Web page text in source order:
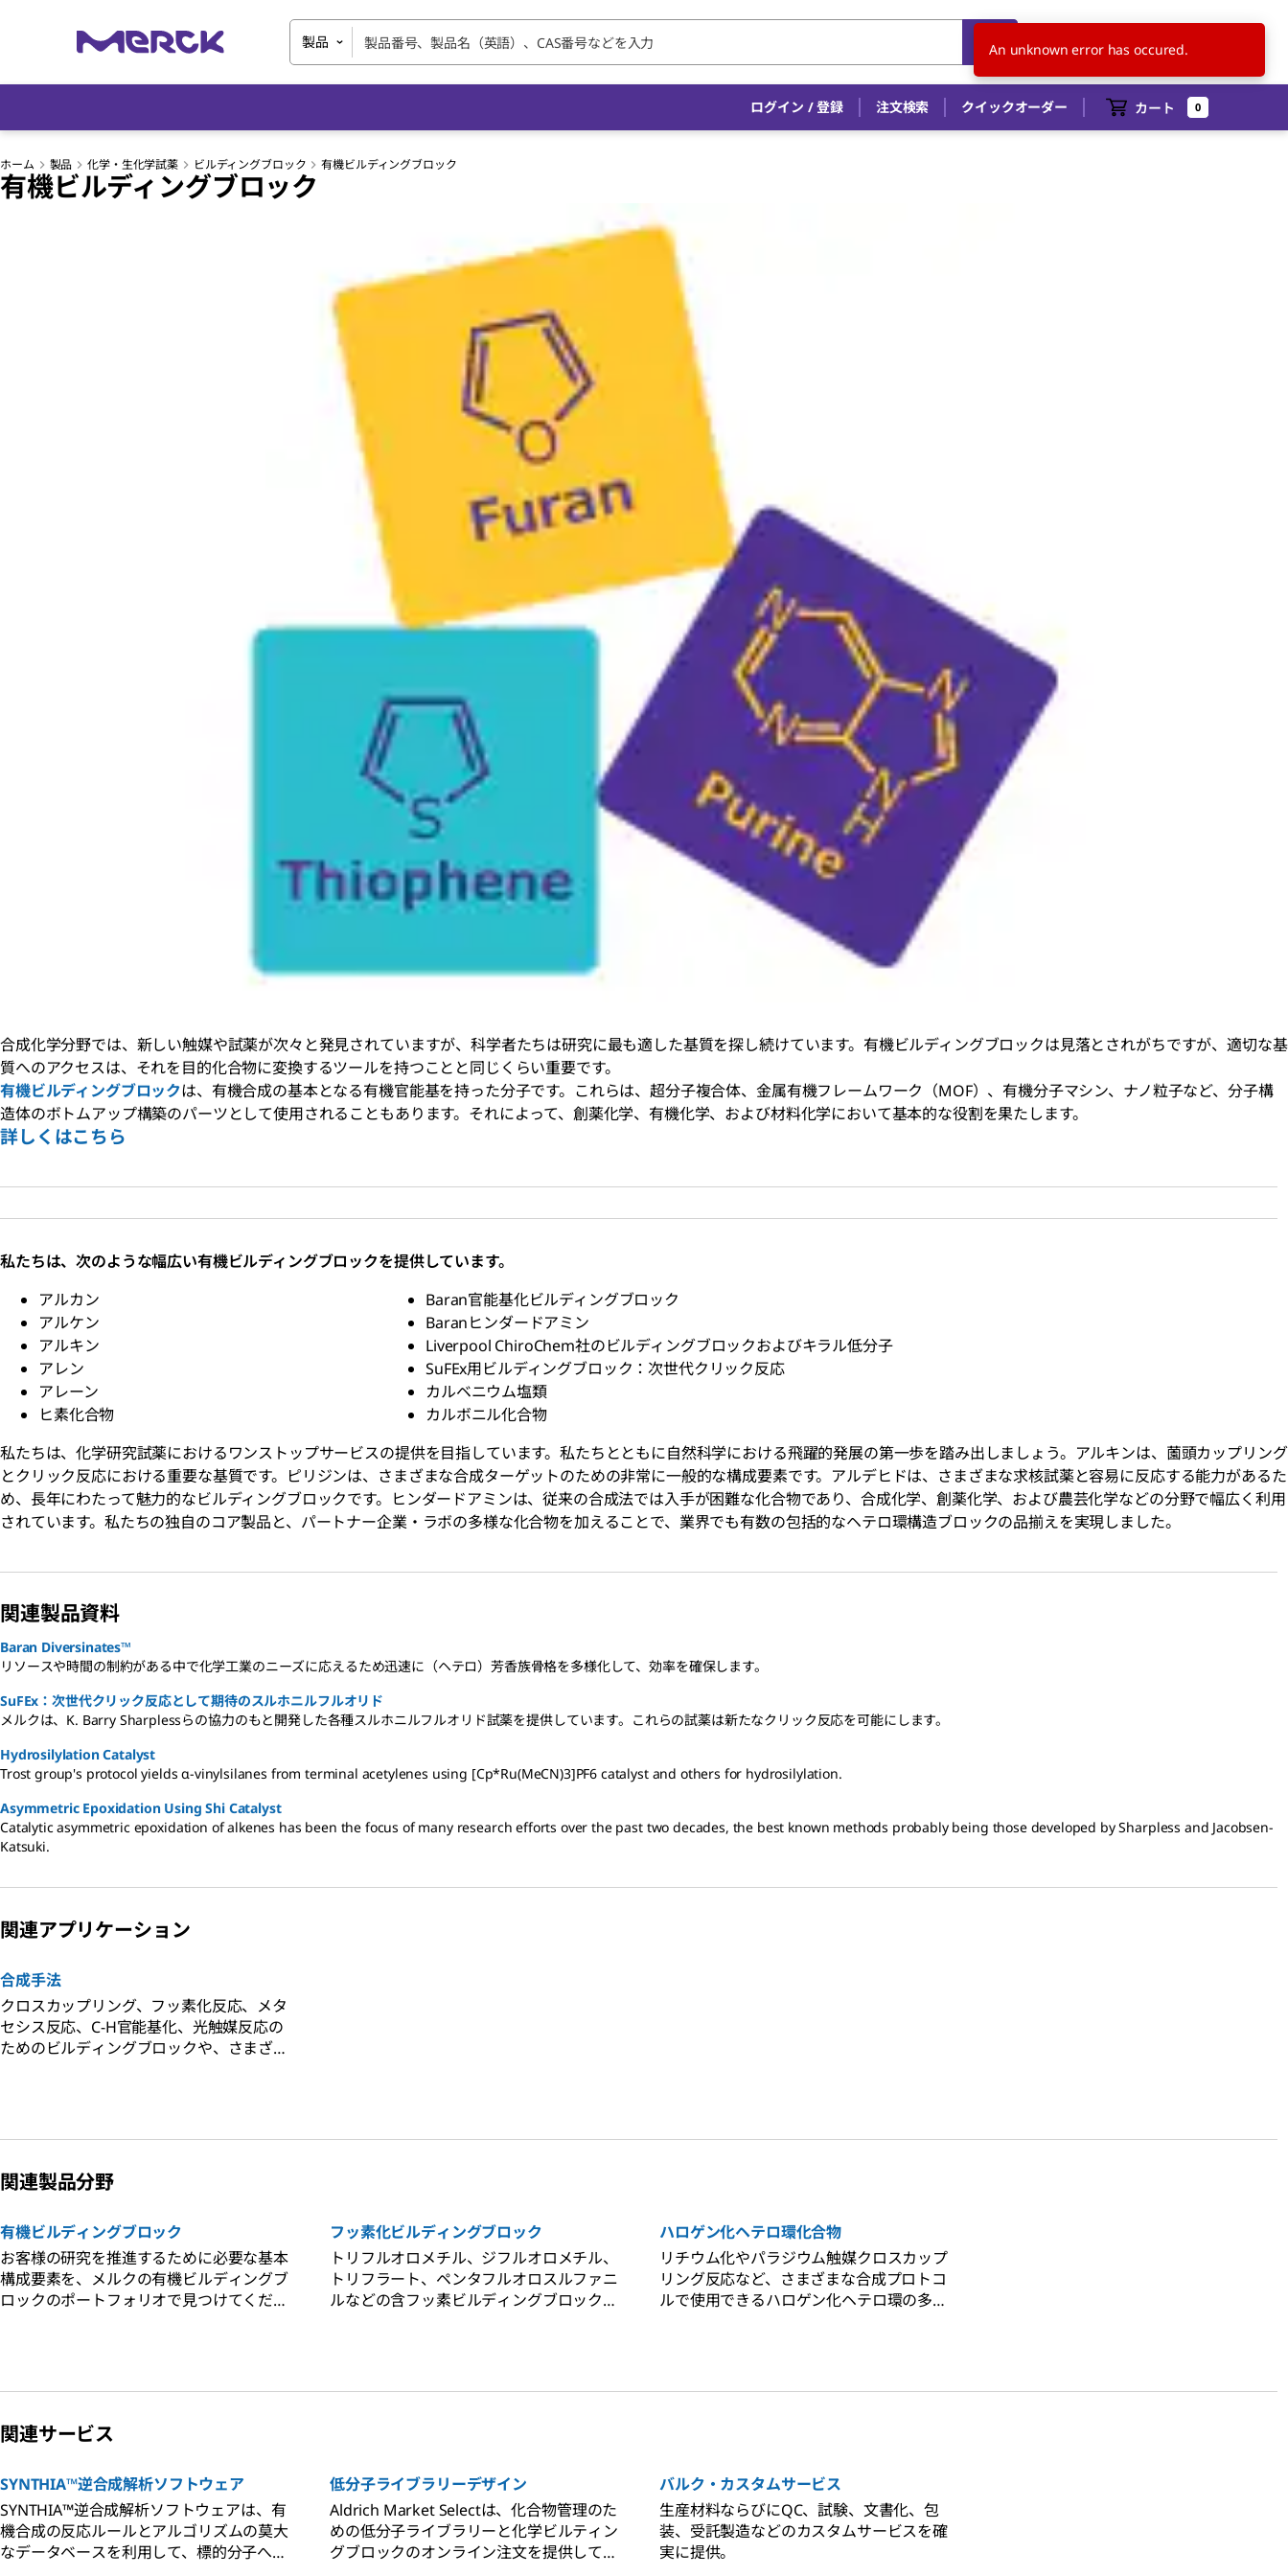
製品 JA
ログイン / 登録 注文検索 クイックオーダー カート 0
ホーム 製品 化学・生化学試薬 ビルディングブロック 有機ビルディングブロック
有機ビルディングブロック
合成化学分野では、新しい触媒や試薬が次々と発見されていますが、科学者たちは研究に最も適した基質を探し続けています。有機ビルディングブロックは見落とされがちですが、適切な基
質へのアクセスは、それを目的化合物に変換するツールを持つことと同じくらい重要です。
有機ビルディングブロックは、有機合成の基本となる有機官能基を持った分子です。これらは、超分子複合体、金属有機フレームワーク（MOF）、有機分子マシン、ナノ粒子など、分子構
造体のボトムアップ構築のパーツとして使用されることもあります。それによって、創薬化学、有機化学、および材料化学において基本的な役割を果たします。
詳しくはこちら
私たちは、次のような幅広い有機ビルディングブロックを提供しています。
アルカン
アルケン
アルキン
アレン
アレーン
ヒ素化合物
Baran官能基化ビルディングブロック
Baranヒンダードアミン
Liverpool ChiroChem社のビルディングブロックおよびキラル低分子
SuFEx用ビルディングブロック：次世代クリック反応
カルベニウム塩類
カルボニル化合物
私たちは、化学研究試薬におけるワンストップサービスの提供を目指しています。私たちとともに自然科学における飛躍的発展の第一歩を踏み出しましょう。アルキンは、薗頭カップリング
とクリック反応における重要な基質です。ピリジンは、さまざまな合成ターゲットのための非常に一般的な構成要素です。アルデヒドは、さまざまな求核試薬と容易に反応する能力があるた
め、長年にわたって魅力的なビルディングブロックです。ヒンダードアミンは、従来の合成法では入手が困難な化合物であり、合成化学、創薬化学、および農芸化学などの分野で幅広く利用
されています。私たちの独自のコア製品と、パートナー企業・ラボの多様な化合物を加えることで、業界でも有数の包括的なヘテロ環構造ブロックの品揃えを実現しました。
関連製品資料
Baran Diversinates™
リソースや時間の制約がある中で化学工業のニーズに応えるため迅速に（ヘテロ）芳香族骨格を多様化して、効率を確保します。
SuFEx：次世代クリック反応として期待のスルホニルフルオリド
メルクは、K. Barry Sharplessらの協力のもと開発した各種スルホニルフルオリド試薬を提供しています。これらの試薬は新たなクリック反応を可能にします。
Hydrosilylation Catalyst
Trost group's protocol yields α-vinylsilanes from terminal acetylenes using [Cp*Ru(MeCN)3]PF6 catalyst and others for hydrosilylation.
Asymmetric Epoxidation Using Shi Catalyst
Catalytic asymmetric epoxidation of alkenes has been the focus of many research efforts over the past two decades, the best known methods probably being those developed by Sharpless and Jacobsen-
Katsuki.
関連アプリケーション
合成手法
クロスカップリング、フッ素化反応、メタ
セシス反応、C-H官能基化、光触媒反応の
ためのビルディングブロックや、さまざま
関連製品分野
有機ビルディングブロック
お客様の研究を推進するために必要な基本
構成要素を、メルクの有機ビルディングブ
ロックのポートフォリオで見つけてくださ
フッ素化ビルディングブロック
トリフルオロメチル、ジフルオロメチル、
トリフラート、ペンタフルオロスルファニ
ルなどの含フッ素ビルディングブロックを
ハロゲン化ヘテロ環化合物
リチウム化やパラジウム触媒クロスカップ
リング反応など、さまざまな合成プロトコ
ルで使用できるハロゲン化ヘテロ環の多様
関連サービス
SYNTHIA™逆合成解析ソフトウェア
SYNTHIA™逆合成解析ソフトウェアは、有
機合成の反応ルールとアルゴリズムの莫大
なデータベースを利用して、標的分子への
低分子ライブラリーデザイン
Aldrich Market Selectは、化合物管理のた
めの低分子ライブラリーと化学ビルティン
グブロックのオンライン注文を提供してい
バルク・カスタムサービス
生産材料ならびにQC、試験、文書化、包
装、受託製造などのカスタムサービスを確
実に提供。
An unknown error has occured.